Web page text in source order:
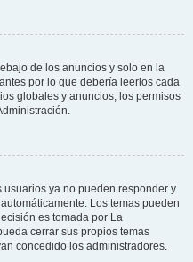
de los anuncios y solo en la
por lo que debería leerlos cada
globales y anuncios, los permisos
usuarios ya no pueden responder y
Los temas pueden
es tomada por La
cerrar sus propios temas
concedido los administradores.